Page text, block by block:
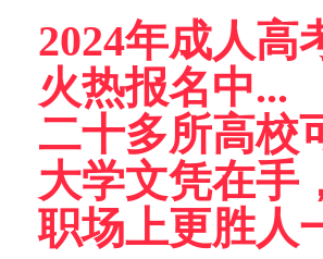
2024年成人高
火热报名中...
二十多所高校
大学文凭在手
职场上更胜人